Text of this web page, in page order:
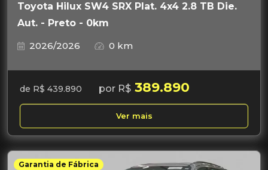
Toyota Hilux SW4 SRX Plat. 4x4 2.8 TB Die.
Aut. - Preto - 0km
2026/2026
0 km
de R$ 439.890 por R$ 389.890
Ver mais
Garantia de Fábrica